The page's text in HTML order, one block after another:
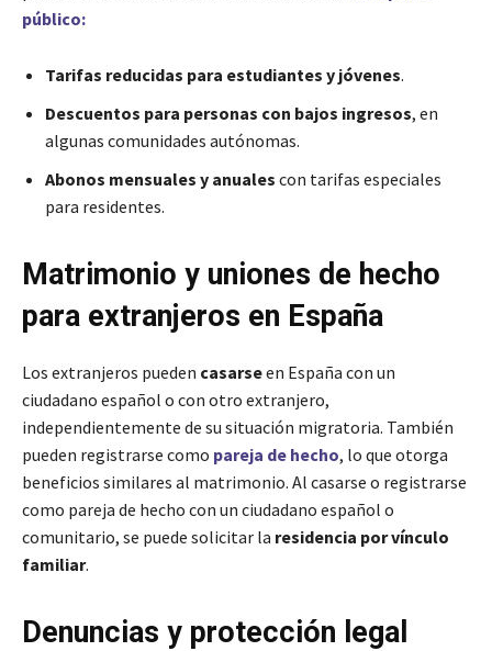
público:
Tarifas reducidas para estudiantes y jóvenes.
Descuentos para personas con bajos ingresos, en
algunas comunidades autónomas.
Abonos mensuales y anuales con tarifas especiales
para residentes.
Matrimonio y uniones de hecho
para extranjeros en España
Los extranjeros pueden casarseen España con un
ciudadano español o con otro extranjero,
independientemente de su situación migratoria. También
pueden registrarse como pareja de hecho, lo que otorga
beneficios similares al matrimonio. Al casarse o registrarse
como pareja de hecho con un ciudadano español o
comunitario, se puede solicitar la residencia por vínculo
familiar.
Denuncias y protección legal